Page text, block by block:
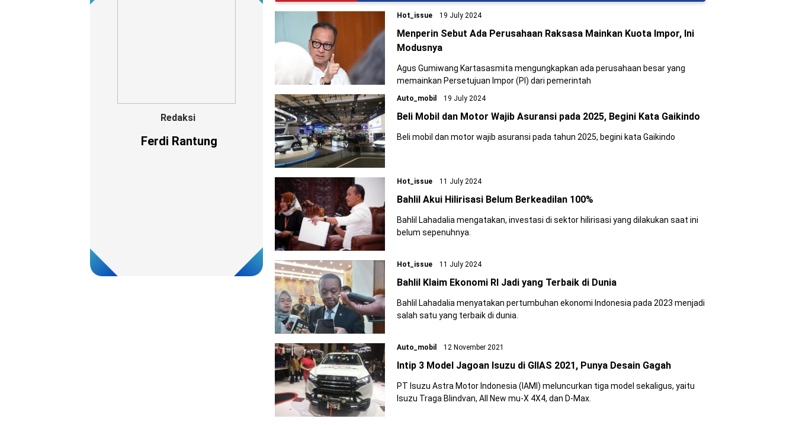
Redaksi
Ferdi Rantung
Hot_issue 19 July 2024
Menperin Sebut Ada Perusahaan Raksasa Mainkan Kuota Impor, Ini
Modusnya
Agus Gumiwang Kartasasmita mengungkapkan ada perusahaan besar yang
memainkan Persetujuan Impor (PI) dari pemerintah
Auto_mobil 19 July 2024
Beli Mobil dan Motor Wajib Asuransi pada 2025, Begini Kata Gaikindo
Beli mobil dan motor wajib asuransi pada tahun 2025, begini kata Gaikindo
Hot_issue 11 July 2024
Bahlil Akui Hilirisasi Belum Berkeadilan 100%
Bahlil Lahadalia mengatakan, investasi di sektor hilirisasi yang dilakukan saat ini
belum sepenuhnya.
Hot_issue 11 July 2024
Bahlil Klaim Ekonomi RI Jadi yang Terbaik di Dunia
Bahlil Lahadalia menyatakan pertumbuhan ekonomi Indonesia pada 2023 menjadi
salah satu yang terbaik di dunia.
Auto_mobil 12 November 2021
Intip 3 Model Jagoan Isuzu di GIIAS 2021, Punya Desain Gagah
PT Isuzu Astra Motor Indonesia (IAMI) meluncurkan tiga model sekaligus, yaitu
Isuzu Traga Blindvan, All New mu-X 4X4, dan D-Max.